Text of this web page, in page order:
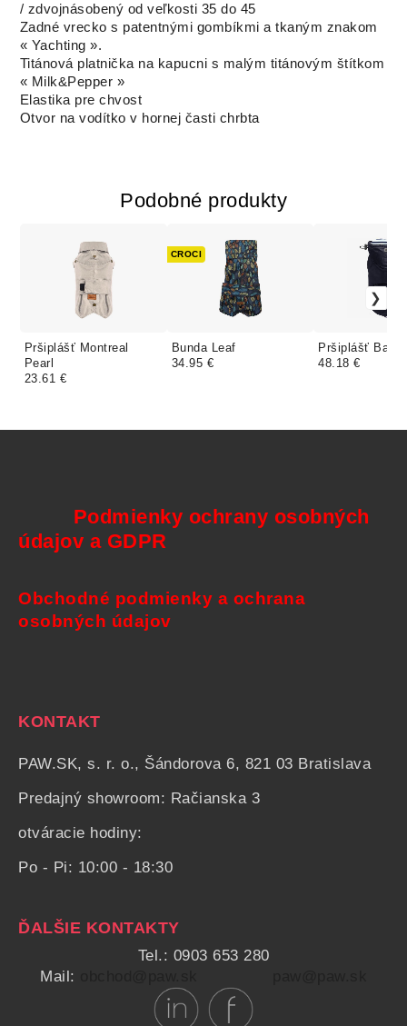
/ zdvojnásobený od veľkosti 35 do 45
Zadné vrecko s patentnými gombíkmi a tkaným znakom
« Yachting ».
Titánová platnička na kapucni s malým titánovým štítkom
« Milk&Pepper »
Elastika pre chvost
Otvor na vodítko v hornej časti chrbta
Podobné produkty
Pršiplášť Montreal
Pearl
23.61 €
Bunda Leaf
CROCI
34.95 €
Pršiplášť
48.18 €
Podmienky ochrany osobných
údajov a GDPR
Obchodné podmienky a ochrana
osobných údajov
KONTAKT
PAW.SK, s. r. o., Šándorova 6, 821 03 Bratislava
Predajný showroom: Račianska 3
otváracie hodiny:
Po - Pi: 10:00 - 18:30
ĎALŠIE KONTAKTY
Tel.: 0903 653 280
Mail: